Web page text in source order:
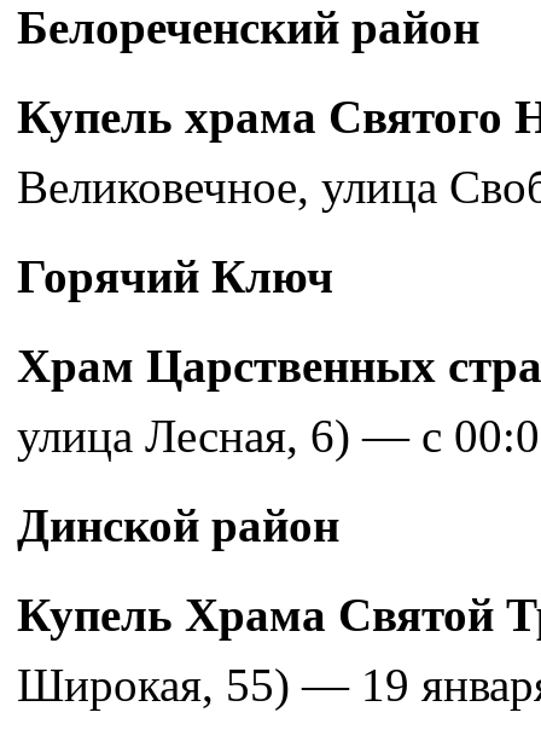
Белореченский район
Купель храма Святого
Великовечное, улица
Горячий Ключ
Храм Царственных
улица Лесная, 6) — с
Динской район
Купель Храма Святой
Широкая, 55) — 19